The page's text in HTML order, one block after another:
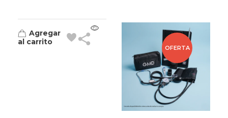
Agregar
al carrito
OFERTA